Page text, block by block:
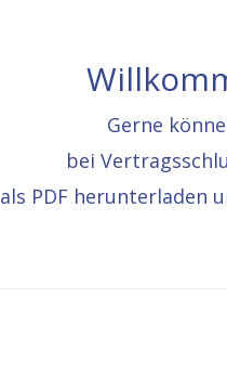
Gerne
bei
als PDF herunterladen